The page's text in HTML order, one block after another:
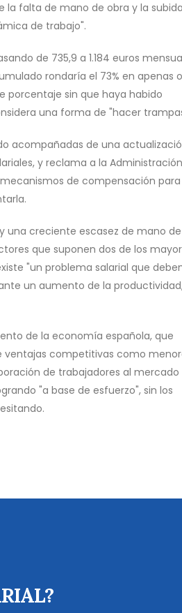
falta de mano de obra y la
de trabajo".
de 735,9 a 1.184 euros
rondaría el 73% en apenas
porcentaje sin que haya habido
una forma de "hacer
acompañadas de una
y reclama a la Administración
de compensación para
una creciente escasez de mano de
que suponen dos de los
"un problema salarial que
un aumento de la
de la economía española, que
ventajas competitivas como
de trabajadores al mercado
"a base de esfuerzo", sin los